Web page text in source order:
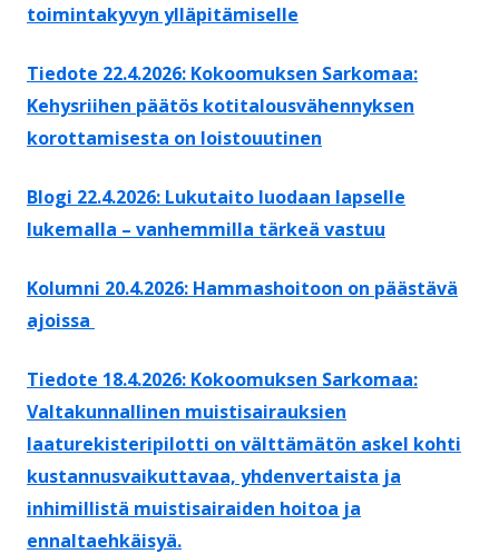
toimintakyvyn ylläpitämiselle
Tiedote 22.4.2026: Kokoomuksen Sarkomaa:
Kehysriihen päätös kotitalousvähennyksen
korottamisesta on loistouutinen
Blogi 22.4.2026: Lukutaito luodaan lapselle
lukemalla – vanhemmilla tärkeä vastuu
Kolumni 20.4.2026: Hammashoitoon on päästävä
ajoissa
Tiedote 18.4.2026: Kokoomuksen Sarkomaa:
Valtakunnallinen muistisairauksien
laaturekisteripilotti on välttämätön askel kohti
kustannusvaikuttavaa, yhdenvertaista ja
inhimillistä muistisairaiden hoitoa ja
ennaltaehkäisyä.